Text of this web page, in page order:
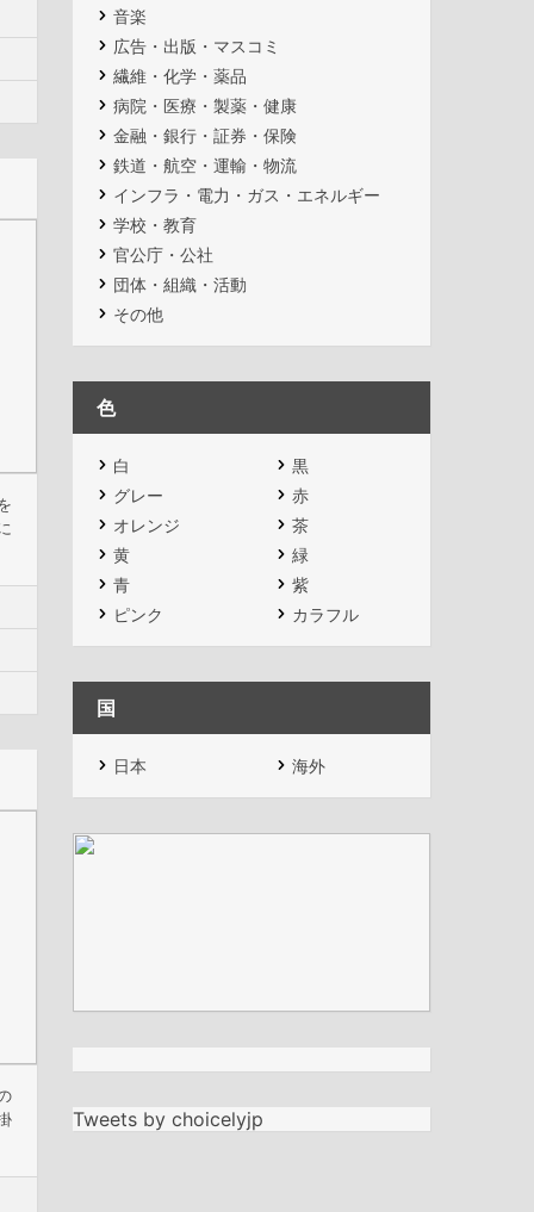
音楽
広告・出版・マスコミ
繊維・化学・薬品
病院・医療・製薬・健康
金融・銀行・証券・保険
鉄道・航空・運輸・物流
インフラ・電力・ガス・エネルギー
学校・教育
官公庁・公社
団体・組織・活動
その他
色
白
グレー
オレンジ
黄
青
ピンク
黒
赤
茶
緑
紫
カラフル
国
日本 海外
Tweets by choicelyjp